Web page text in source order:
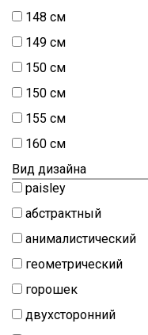
148 см
149 см
150 cм
150 см
155 см
160 см
Вид дизайна
paisley
абстрактный
анималистический
геометрический
горошек
двухсторонний